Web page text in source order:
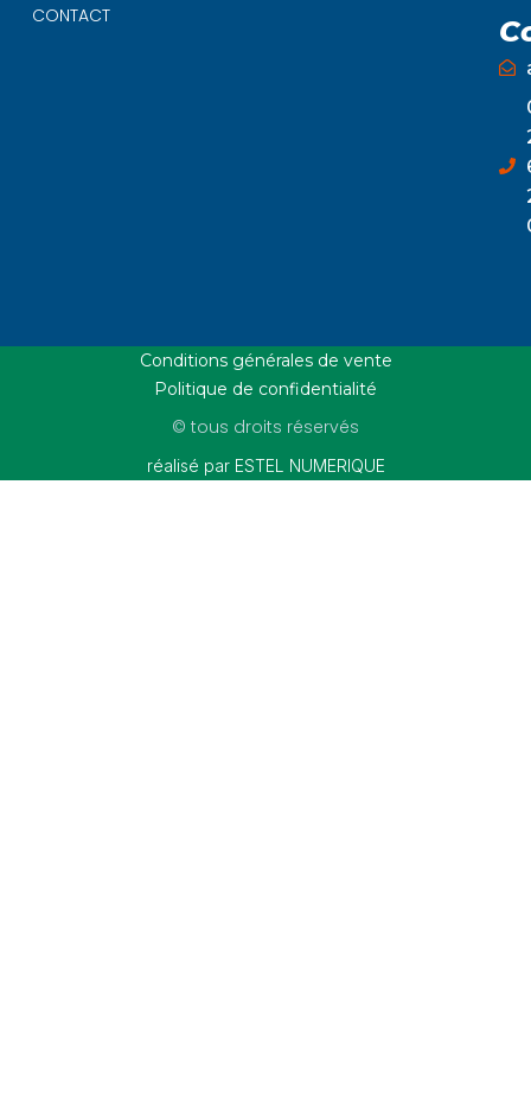
CONTACT
Conditions générales de vente
Politique de confidentialité
© tous droits réservés
réalisé par ESTEL NUMERIQUE